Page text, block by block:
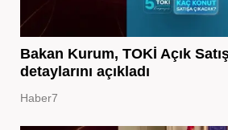
Bakan Kurum, TOKİ Açık
detaylarını açıkladı
Haber7